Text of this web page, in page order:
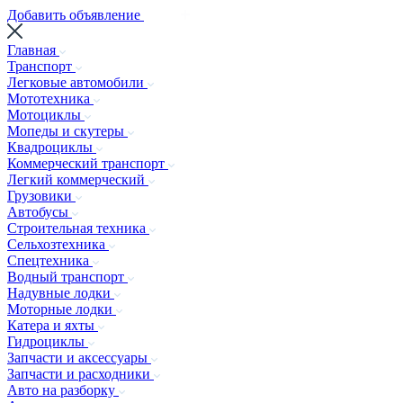
Добавить объявление
Главная
Транспорт
Легковые автомобили
Мототехника
Мотоциклы
Мопеды и скутеры
Квадроциклы
Коммерческий транспорт
Легкий коммерческий
Грузовики
Автобусы
Строительная техника
Сельхозтехника
Спецтехника
Водный транспорт
Надувные лодки
Моторные лодки
Катера и яхты
Гидроциклы
Запчасти и аксессуары
Запчасти и расходники
Авто на разборку